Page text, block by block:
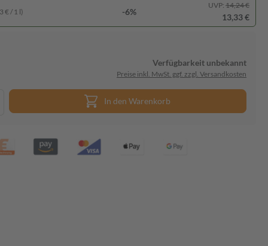
€ / 1 l) -6%
UVP: 14,24 €
13,33 €
Verfügbarkeit unbekannt
Preise inkl. MwSt. ggf. zzgl. Versandkosten
In den Warenkorb